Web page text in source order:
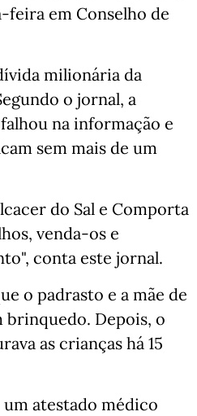
feira em Conselho de
milionária da
o jornal, a
na informação e
sem mais de um
do Sal e Comporta
venda-os e
conta este jornal.
o padrasto e a mãe de
brinquedo. Depois, o
as crianças há 15
atestado médico